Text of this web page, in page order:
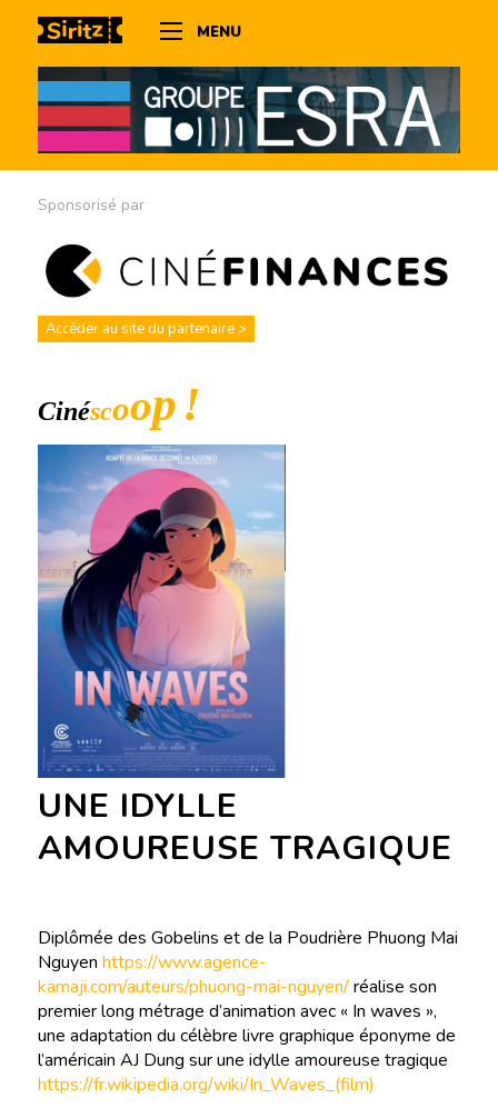
MENU
Sponsorisé par
Accéder au site du partenaire >
UNE IDYLLE
AMOUREUSE TRAGIQUE
Diplômée des Gobelins et de la Poudrière Phuong Mai
Nguyen https://www.agence-
kamaji.com/auteurs/phuong-mai-nguyen/réalise son
premier long métrage d’animation avec « In waves »,
une adaptation du célèbre livre graphique éponyme de
l’américain AJ Dung sur une idylle amoureuse tragique
https://fr.wikipedia.org/wiki/In_Waves_(film)